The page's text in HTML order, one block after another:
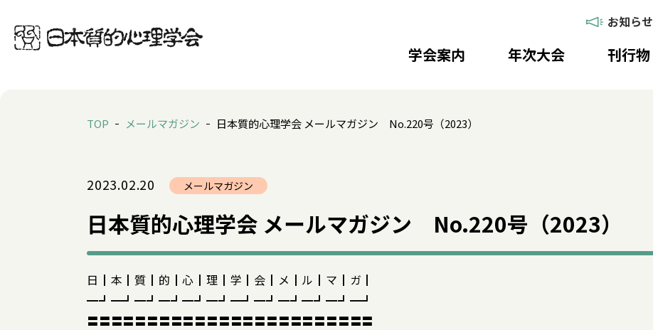
お知らせ
学会案内 年次大会 刊行物
TOP メールマガジン 日本質的心理学会 メールマガジン No.220号（2023）
2023.02.20 メールマガジン
日本質的心理学会 メールマガジン No.220号（2023）
日┃本┃質┃的┃心┃理┃学┃会┃メ┃ル┃マ┃ガ┃
━┛━┛━┛━┛━┛━┛━┛━┛━┛━┛━┛━┛
〓〓〓〓〓〓〓〓〓〓〓〓〓〓〓〓〓〓〓〓〓〓〓〓